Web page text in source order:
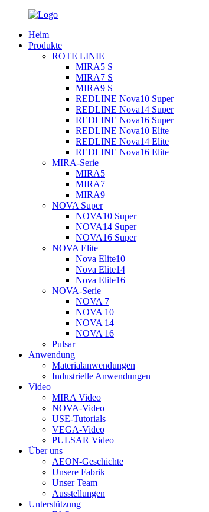
Heim
Produkte
ROTE LINIE
MIRA5 S
MIRA7 S
MIRA9 S
REDLINE Nova10 Super
REDLINE Nova14 Super
REDLINE Nova16 Super
REDLINE Nova10 Elite
REDLINE Nova14 Elite
REDLINE Nova16 Elite
MIRA-Serie
MIRA5
MIRA7
MIRA9
NOVA Super
NOVA10 Super
NOVA14 Super
NOVA16 Super
NOVA Elite
Nova Elite10
Nova Elite14
Nova Elite16
NOVA-Serie
NOVA 7
NOVA 10
NOVA 14
NOVA 16
Pulsar
Anwendung
Materialanwendungen
Industrielle Anwendungen
Video
MIRA Video
NOVA-Video
USE-Tutorials
VEGA-Video
PULSAR Video
Über uns
AEON-Geschichte
Unsere Fabrik
Unser Team
Ausstellungen
Unterstützung